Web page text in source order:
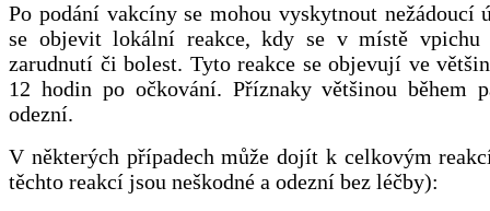
Po podání vakcíny se mohou vyskytnout nežádoucí
se objevit lokální reakce, kdy se v místě vpichu
zarudnutí či bolest. Tyto reakce se objevují ve
12 hodin po očkování. Příznaky většinou během
odezní.
V některých případech může dojít k celkovým
těchto reakcí jsou neškodné a odezní bez léčby):